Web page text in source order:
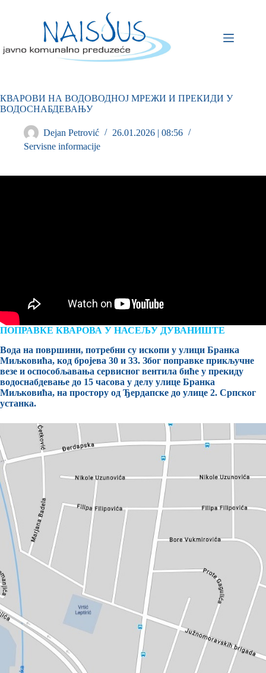
КВАРОВИ НА ВОДОВОДНОЈ МРЕЖИ И ПРЕКИДИ У
ВОДОСНАБДЕВАЊУ
Dejan Petrović
26.01.2026 | 08:56
Servisne informacije
ПОПРАВКE КВАРOВА У НАСЕЉУ ДУВАНИШТЕ
Вода на површини, потребни су ископи у улици Бранка
Миљковића, код бројева 30 и 33. Због поправке прикључне
везе и оспособљавања сервисног вентила биће у прекиду
водоснабдевање до 15 часова у делу улице Бранка
Миљковића, на простору од Ђердапске до улице 2. Српског
устанка.